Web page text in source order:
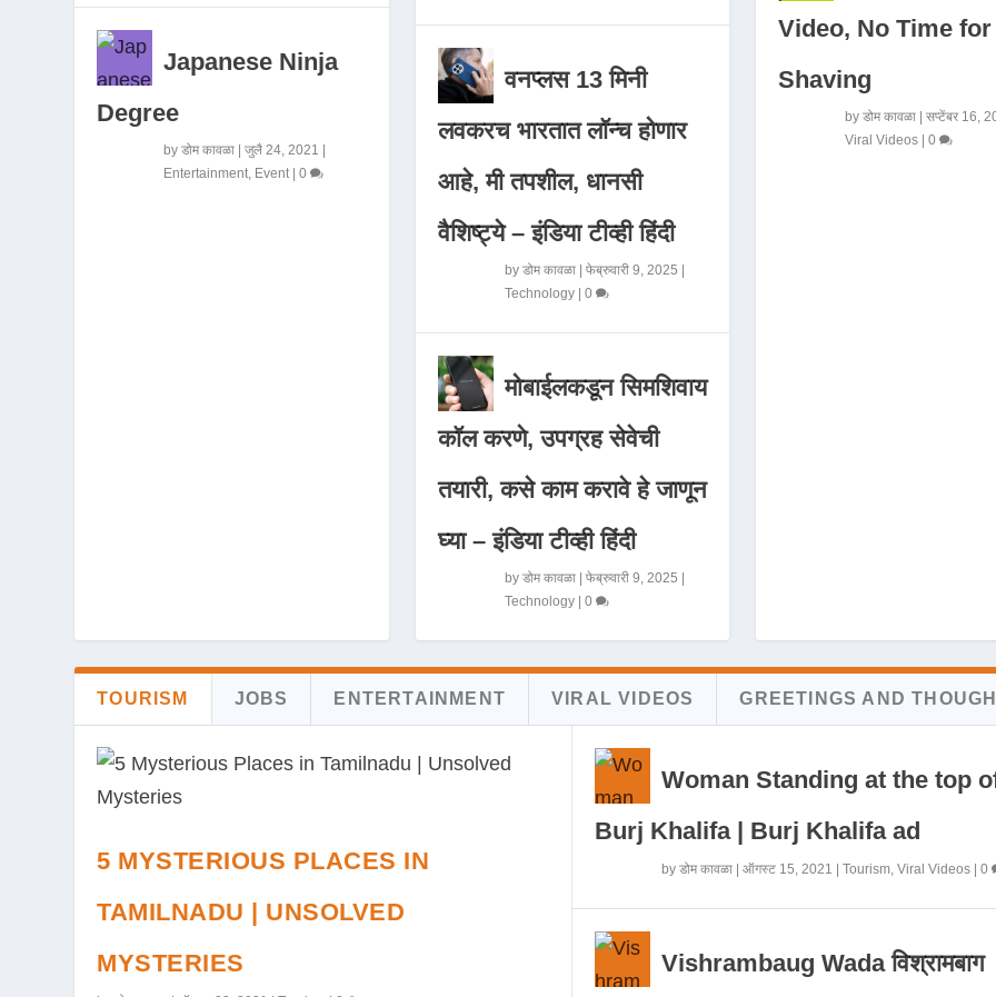
Japanese Ninja
Degree
byडोम कावळा |जुलै 24, 2021
Entertainment, Event|0
वनप्लस 13 मिनी
लवकरच भारतात लॉन्च होणार
आहे, मी तपशील, धानसी
वैशिष्ट्ये – इंडिया टीव्ही हिंदी
by डोम कावळा| फेब्रुवारी 9, 2025
Technology| 0
मोबाईलकडून सिमशिवाय
कॉल करणे, उपग्रह सेवेची
तयारी, कसे काम करावे हे जाणून
घ्या – इंडिया टीव्ही हिंदी
by डोम कावळा| फेब्रुवारी 9, 2025
Technology| 0
Video, No Time for
Shaving
by डोम कावळा| सप्टेंबर 16,
Viral Videos| 0
TOURISM JOBS ENTERTAINMENT VIRAL VIDEOS GREETINGS AND
5 MYSTERIOUS PLACES IN
TAMILNADU | UNSOLVED
MYSTERIES
Woman Standing at the top
Burj Khalifa | Burj Khalifa ad
by डोम कावळा| ऑगस्ट 15, 2021 Tourism, Viral Videos| 0
Vishrambaug Wada विश्रामबाग